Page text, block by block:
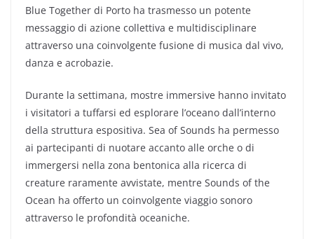
Blue Together di Porto ha trasmesso un potente
messaggio di azione collettiva e multidisciplinare
attraverso una coinvolgente fusione di musica dal vivo,
danza e acrobazie.
Durante la settimana, mostre immersive hanno invitato
i visitatori a tuffarsi ed esplorare l’oceano dall’interno
della struttura espositiva. Sea of ​​Sounds ha permesso
ai partecipanti di nuotare accanto alle orche o di
immergersi nella zona bentonica alla ricerca di
creature raramente avvistate, mentre Sounds of the
Ocean ha offerto un coinvolgente viaggio sonoro
attraverso le profondità oceaniche.